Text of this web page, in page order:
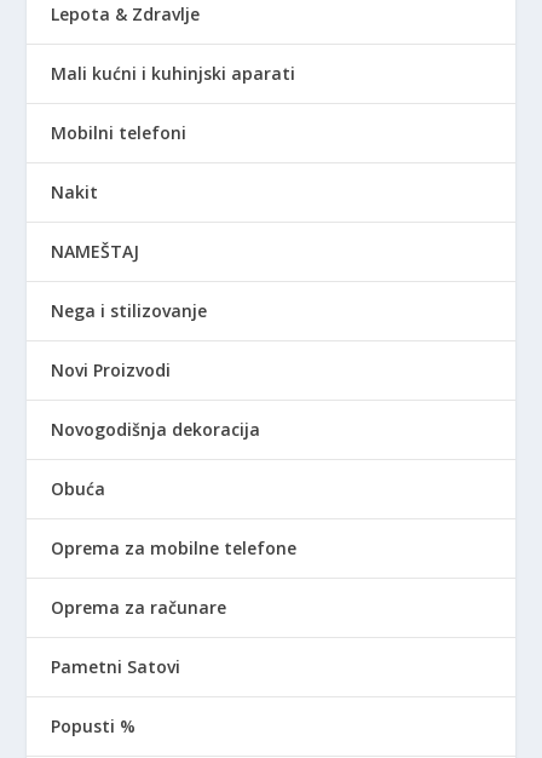
Lepota & Zdravlje
Mali kućni i kuhinjski aparati
Mobilni telefoni
Nakit
NAMEŠTAJ
Nega i stilizovanje
Novi Proizvodi
Novogodišnja dekoracija
Obuća
Oprema za mobilne telefone
Oprema za računare
Pametni Satovi
Popusti %